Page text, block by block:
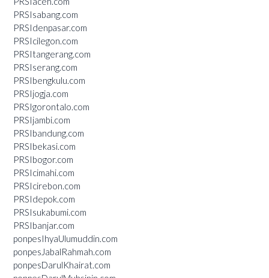
PRSIsabang.com
PRSIdenpasar.com
PRSIcilegon.com
PRSItangerang.com
PRSIserang.com
PRSIbengkulu.com
PRSIjogja.com
PRSIgorontalo.com
PRSIjambi.com
PRSIbandung.com
PRSIbekasi.com
PRSIbogor.com
PRSIcimahi.com
PRSIcirebon.com
PRSIdepok.com
PRSIsukabumi.com
PRSIbanjar.com
ponpesIhyaUlumuddin.com
ponpesJabalRahmah.com
ponpesDarulKhairat.com